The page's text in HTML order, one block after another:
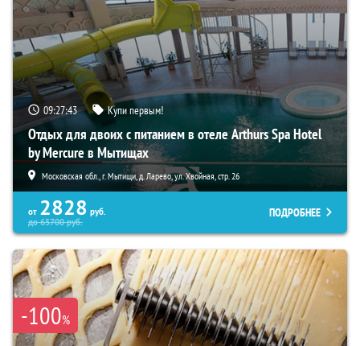
09:27:41 Купи первым!
Отдых для двоих с питанием в отеле Arthurs Spa Hotel
by Mercure в Мытищах
Московская обл., г. Мытищи, д. Ларево, ул. Хвойная, стр. 26
от 2828 руб.
до65700руб.
ПОДРОБНЕЕ
-100%